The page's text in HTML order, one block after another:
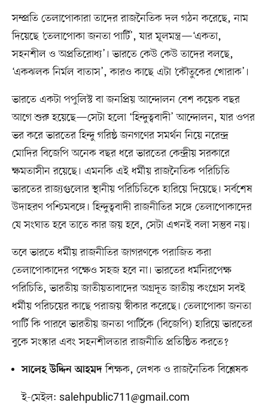
সম্প্রতি তেলাপোকারা তাদের রাজনৈতিক দল গঠন করেছে, নাম
দিয়েছে ‘তেলাপোকা জনতা পার্টি’, যার মূলমন্ত্র—‘একতা,
সহনশীল ও অপ্রতিরোধ্য’। ভারতে কেউ কেউ তাদের বলছে,
‘একঝলক নির্মল বাতাস’, কারও কাছে এটা ‘কৌতুকের খোরাক’।
ভারতে একটা পপুলিস্ট বা জনপ্রিয় আন্দোলন বেশ কয়েক বছর
আগে শুরু হয়েছে—সেটা হলো ‘হিন্দুত্ববাদী’ আন্দোলন, যার ওপর
ভর করে ভারতের হিন্দু গরিষ্ঠ জনগণের সমর্থন নিয়ে নরেন্দ্র
মোদির বিজেপি অনেক বছর ধরে ভারতের কেন্দ্রীয় সরকারে
ক্ষমতাসীন রয়েছে। এমনকি এই ধর্মীয় রাজনৈতিক পরিচিতি
ভারতের রাজ্যগুলোর স্থানীয় পরিচিতিকে হারিয়ে দিয়েছে। সর্বশেষ
উদাহরণ পশ্চিমবঙ্গে। হিন্দুত্ববাদী রাজনীতির সঙ্গে তেলাপোকাদের
যে সংঘাত হবে তাতে কার জয় হবে, সেটা এখনই বলা সম্ভব নয়।
তবে ভারতে ধর্মীয় রাজনীতির জাগরণকে পরাজিত করা
তেলাপোকাদের পক্ষেও সহজ হবে না। ভারতের ধর্মনিরপেক্ষ
পরিচিতি, ভারতীয় জাতীয়তাবাদের অগ্রদূত জাতীয় কংগ্রেস সবই
ধর্মীয় পরিচয়ের কাছে পরাজয় স্বীকার করেছে। তেলাপোকা জনতা
পার্টি কি পারবে ভারতীয় জনতা পার্টিকে (বিজেপি) হারিয়ে ভারতের
বুকে সংস্কার এবং সহনশীলতার রাজনীতি প্রতিষ্ঠিত করতে?
সালেহ উদ্দিন আহমদশিক্ষক, লেখক ও রাজনৈতিক বিশ্লেষক
ই-মেইল: salehpublic711@gmail.com